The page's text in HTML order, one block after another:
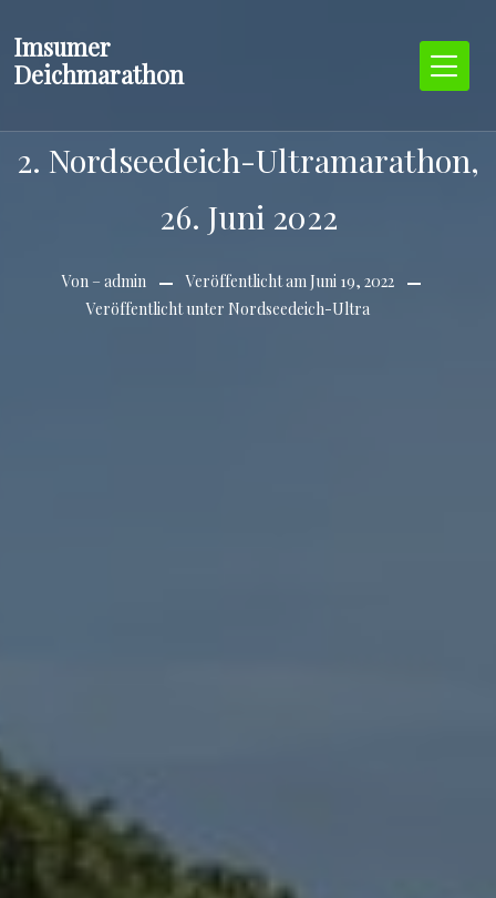
Inhalt
springen
Imsumer
Deichmarathon
2. Nordseedeich-Ultramarathon,
26. Juni 2022
Von – admin Veröffentlicht am Juni 19, 2022
Veröffentlicht unter Nordseedeich-Ultra